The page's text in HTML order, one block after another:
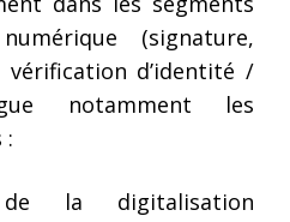
(signature,
d’identité /
notamment les
:
la digitalisation